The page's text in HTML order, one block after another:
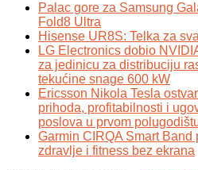
Palac gore za Samsung
Fold8 Ultra
Hisense UR8S: Telka za
LG Electronics dobio
za jedinicu za distribuciju
tekućine snage 600 kW
Ericsson Nikola Tesla
prihoda, profitabilnosti i
poslova u prvom
Garmin CIRQA Smart Band
zdravlje i fitness bez ekrana